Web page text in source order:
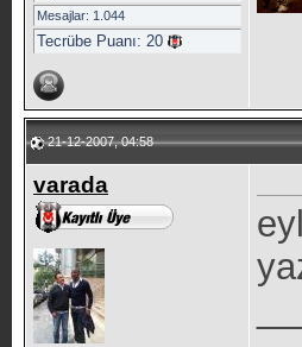
Mesajlar: 1.044
Tecrübe Puanı: 20
21-12-2007, 04:58
varada